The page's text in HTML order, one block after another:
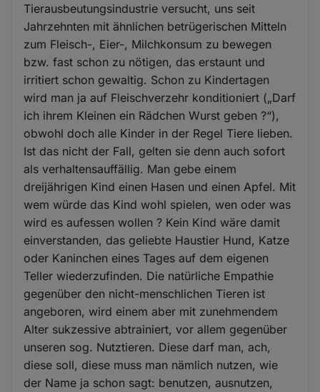
Tierausbeutungsindustrie versucht, uns seit
Jahrzehnten mit ähnlichen betrügerischen Mitteln
zum Fleisch-, Eier-, Milchkonsum zu bewegen
bzw. fast schon zu nötigen, das erstaunt und
irritiert schon gewaltig. Schon zu Kindertagen
wird man ja auf Fleischverzehr konditioniert („Darf
ich ihrem Kleinen ein Rädchen Wurst geben ?“),
obwohl doch alle Kinder in der Regel Tiere lieben.
Ist das nicht der Fall, gelten sie denn auch sofort
als verhaltensauffällig. Man gebe einem
dreijährigen Kind einen Hasen und einen Apfel. Mit
wem würde das Kind wohl spielen, wen oder was
wird es aufessen wollen ? Kein Kind wäre damit
einverstanden, das geliebte Haustier Hund, Katze
oder Kaninchen eines Tages auf dem eigenen
Teller wiederzufinden. Die natürliche Empathie
gegenüber den nicht-menschlichen Tieren ist
angeboren, wird einem aber mit zunehmendem
Alter sukzessive abtrainiert, vor allem gegenüber
unseren sog. Nutztieren. Diese darf man, ach,
diese soll, diese muss man nämlich nutzen, wie
der Name ja schon sagt: benutzen, ausnutzen,